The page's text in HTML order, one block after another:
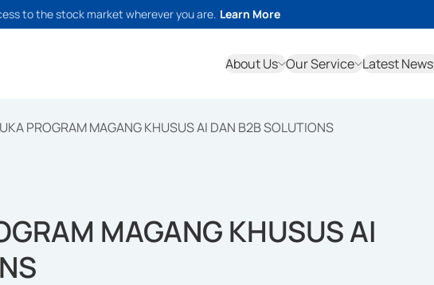
to the stock market wherever you are. Learn More
About Us Our Service Latest News
PROGRAM MAGANG KHUSUS AI DAN B2B SOLUTIONS
MAGANG KHUSUS AI